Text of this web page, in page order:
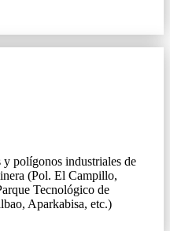
polígonos industriales de
(Pol. El Campillo,
Tecnológico de
Aparkabisa, etc.)